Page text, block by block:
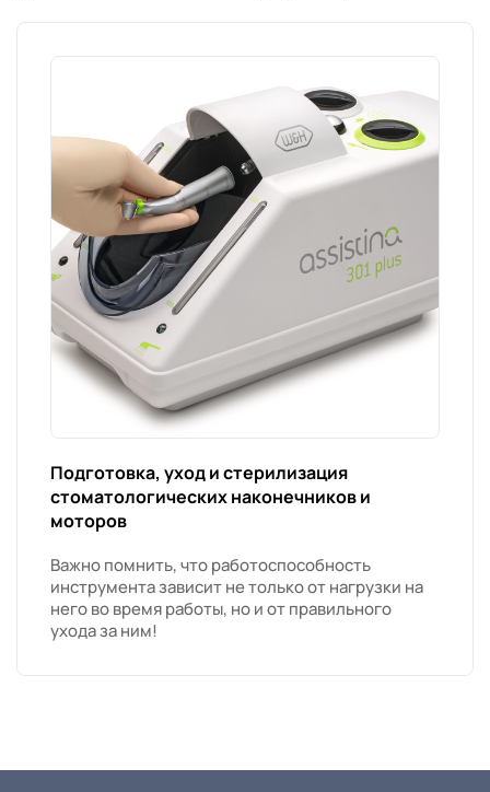
Подготовка, уход и стерилизация
стоматологических наконечников и
моторов
Важно помнить, что работоспособность
инструмента зависит не только от нагрузки на
него во время работы, но и от правильного
ухода за ним!